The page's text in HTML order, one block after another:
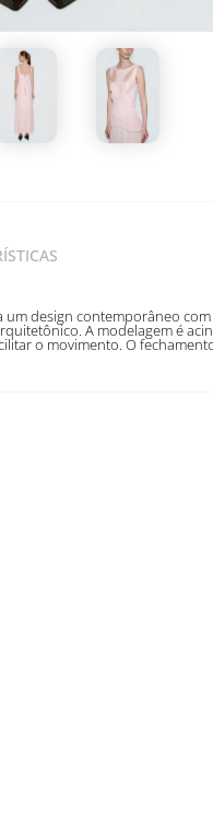
um design contemporâneo
A modelagem é
o movimento. O